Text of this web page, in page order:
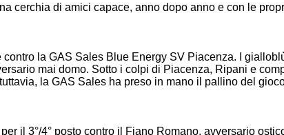
cerchia di amici capace, anno dopo anno e con le
la GAS Sales Blue Energy SV Piacenza. I
mai domo. Sotto i colpi di Piacenza, Ripani e
la GAS Sales ha preso in mano il pallino del
il 3°/4° posto contro il Fiano Romano, avversario